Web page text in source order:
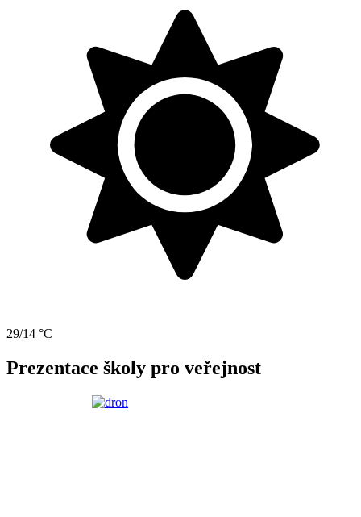
29/14 °C
Prezentace školy pro veřejnost